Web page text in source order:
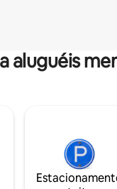
aluguéis